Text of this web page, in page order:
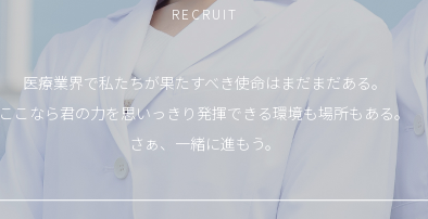
RECRUIT
医療業界で私たちが果たすべき使命はまだまだある。
ここなら君の力を思いっきり発揮できる環境も場所もある。
さぁ、一緒に進もう。